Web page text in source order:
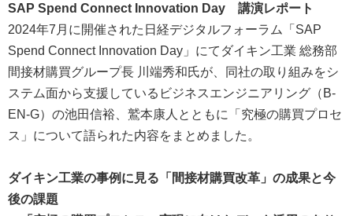
SAP Spend Connect Innovation Day 講演レポート
2024年7月に開催された日経デジタルフォーラム「SAP
Spend Connect Innovation Day」にてダイキン工業 総務部
間接材購買グループ長 川端秀和氏が、同社の取り組みをシ
ステム面から支援しているビジネスエンジニアリング（B-
EN-G）の池田信裕、鷲本康人とともに「究極の購買プロセ
ス」について語られた内容をまとめました。
ダイキン工業の事例に見る「間接材購買改革」の成果と今
後の課題